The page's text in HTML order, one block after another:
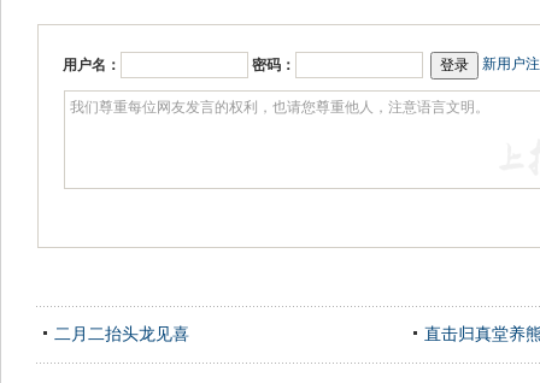
用户名： 密码： 新用户
二月二抬头龙见喜 直击归真堂养